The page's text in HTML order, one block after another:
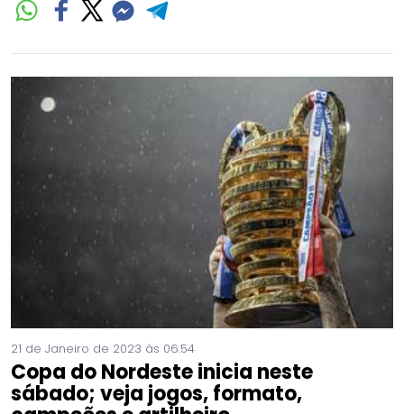
21 de Janeiro de 2023 às 06:54
Copa do Nordeste inicia neste
sábado; veja jogos, formato,